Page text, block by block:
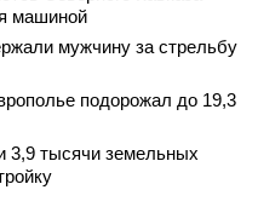
машиной
мужчину за стрельбу
подорожал до 19,3
3,9 тысячи земельных